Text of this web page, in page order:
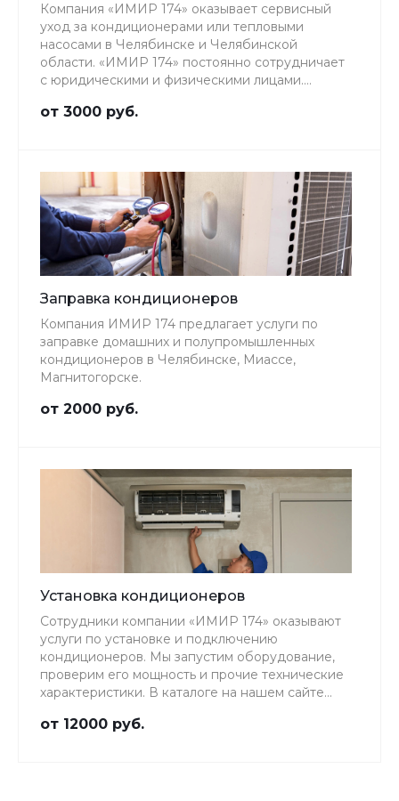
Компания «ИМИР 174» оказывает сервисный
уход за кондиционерами или тепловыми
насосами в Челябинске и Челябинской
области. «ИМИР 174» постоянно сотрудничает
с юридическими и физическими лицами.
обслуживание офисам, общепиту, гостиницам,
от 3000 руб.
Заправка кондиционеров
Компания ИМИР 174 предлагает услуги по
заправке домашних и полупромышленных
кондиционеров в Челябинске, Миассе,
Магнитогорске.
от 2000 руб.
Установка кондиционеров
Сотрудники компании «ИМИР 174» оказывают
услуги по установке и подключению
кондиционеров. Мы запустим оборудование,
проверим его мощность и прочие технические
характеристики. В каталоге на нашем сайте
климатического оборудования. Работаем под
от 12000 руб.